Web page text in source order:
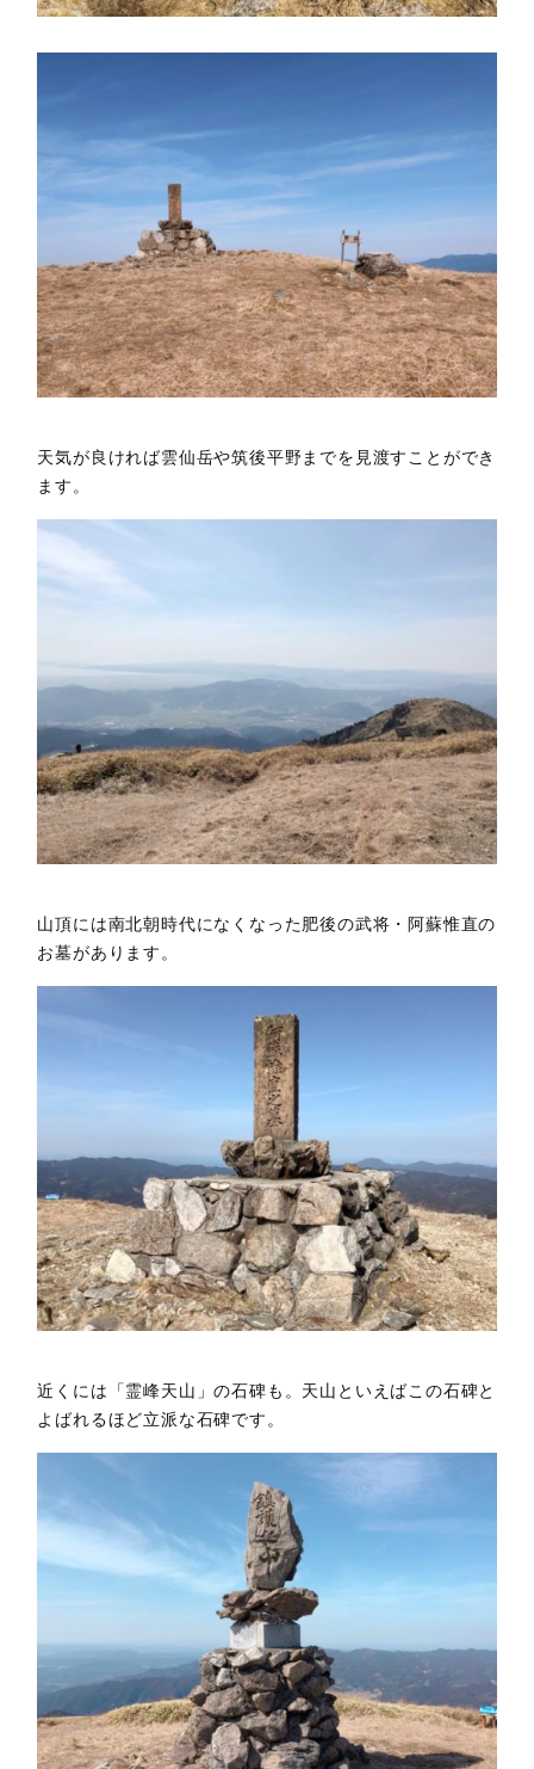
天気が良ければ雲仙岳や筑後平野までを見渡すことができ
ます。
山頂には南北朝時代になくなった肥後の武将・阿蘇惟直の
お墓があります。
近くには「霊峰天山」の石碑も。天山といえばこの石碑と
よばれるほど立派な石碑です。